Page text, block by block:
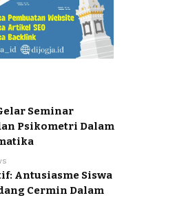
Seminar
Psikometri Dalam
Antusiasme Siswa
Cermin Dalam